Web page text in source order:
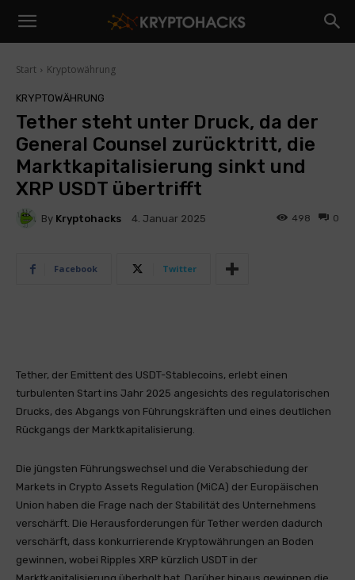
Start Kryptowährung
KRYPTOWÄHRUNG
Tether steht unter Druck, da der
General Counsel zurücktritt, die
Marktkapitalisierung sinkt und
XRP USDT übertrifft
By Kryptohacks 4. Januar 2025 0
498
Facebook Twitter
Tether, der Emittent des USDT-Stablecoins, erlebt einen
turbulenten Start ins Jahr 2025 angesichts des regulatorischen
Drucks, des Abgangs von Führungskräften und eines deutlichen
Rückgangs der Marktkapitalisierung.
Die jüngsten Führungswechsel und die Verabschiedung der
Markets in Crypto Assets Regulation (MiCA) der Europäischen
Union haben die Frage nach der Stabilität des Unternehmens
verschärft. Die Herausforderungen für Tether werden dadurch
verschärft, dass konkurrierende Kryptowährungen an Boden
gewinnen, wobei Ripples XRP kürzlich USDT in der